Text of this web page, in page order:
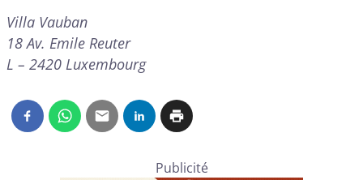
Villa Vauban
18 Av. Emile Reuter
L – 2420 Luxembourg
Publicité